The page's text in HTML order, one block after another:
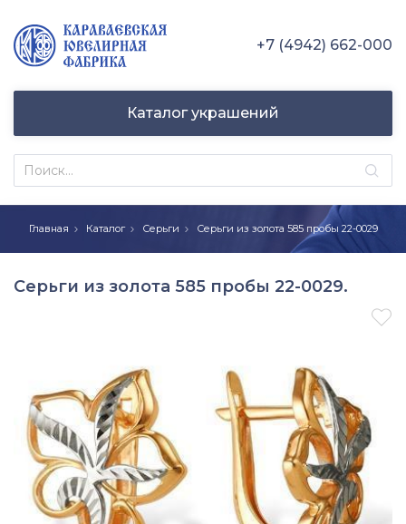
+7 (4942) 662-000
Каталог украшений
Главная Каталог Серьги Серьги из золота 585 пробы 22-0029
Серьги из золота 585 пробы 22-0029.
